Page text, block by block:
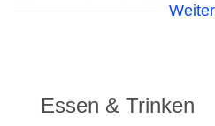
hilft das Business-Center
Parkplatz
Check-in von: 15:00:00
Essen & Trinken